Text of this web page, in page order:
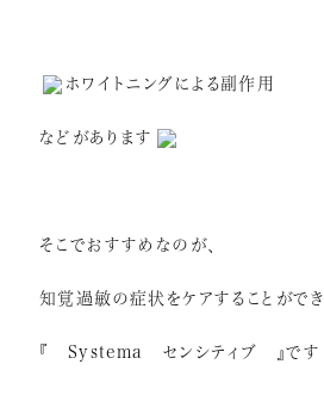
ホワイトニングによる副作用
などがあります
そこでおすすめなのが、
知覚過敏の症状をケアすることがで
『 Systema センシティブ 』です！